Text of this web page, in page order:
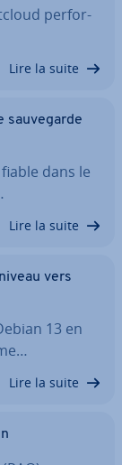
per­for­
Lire la suite
sau­ve­garde
dans le
Lire la suite
vers
13 en
Lire la suite